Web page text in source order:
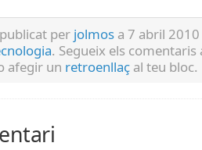
per jolmos a 7 abril
. Segueix els comentaris
afegir un retroenllaç al teu bloc.